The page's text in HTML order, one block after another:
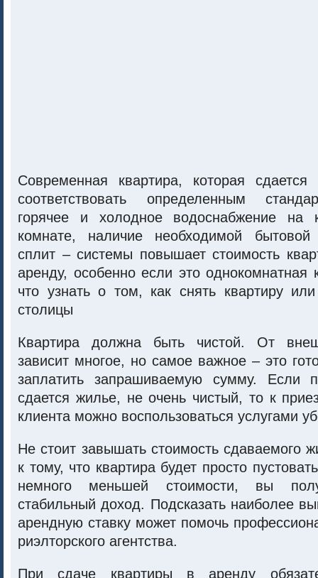
Современная квартира, которая
соответствовать определенным
горячее и холодное водоснабжение
комнате, наличие необходимой
сплит – системы повышает стоимость
аренду, особенно если это однокомнатная
что узнать о том, как снять квартиру
столицы
Квартира должна быть чистой. От
зависит многое, но самое важное – это
заплатить запрашиваемую сумму. Если
сдается жилье, не очень чистый, то к
клиента можно воспользоваться услугами
Не стоит завышать стоимость сдаваемого
к тому, что квартира будет просто
немного меньшей стоимости, вы
стабильный доход. Подсказать наиболее
арендную ставку может помочь
риэлторского агентства.
При сдаче квартиры в аренду